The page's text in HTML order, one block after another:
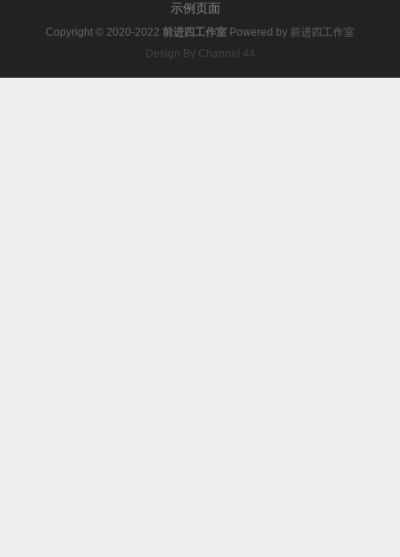
示例页面
Copyright © 2020-2022 前进四工作室 Powered by 前进四工作室
Design By Channel 44